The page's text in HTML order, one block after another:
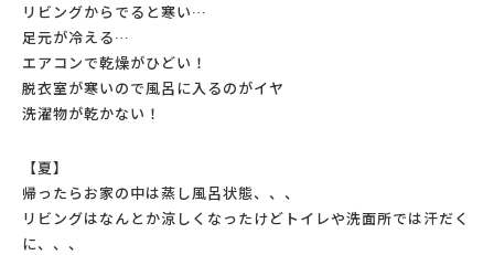
リビングからでると寒い…
足元が冷える…
エアコンで乾燥がひどい！
脱衣室が寒いので風呂に入るのがイヤ
洗濯物が乾かない！
【夏】
帰ったらお家の中は蒸し風呂状態、、、
リビングはなんとか涼しくなったけどトイレや洗面所では汗だく
に、、、